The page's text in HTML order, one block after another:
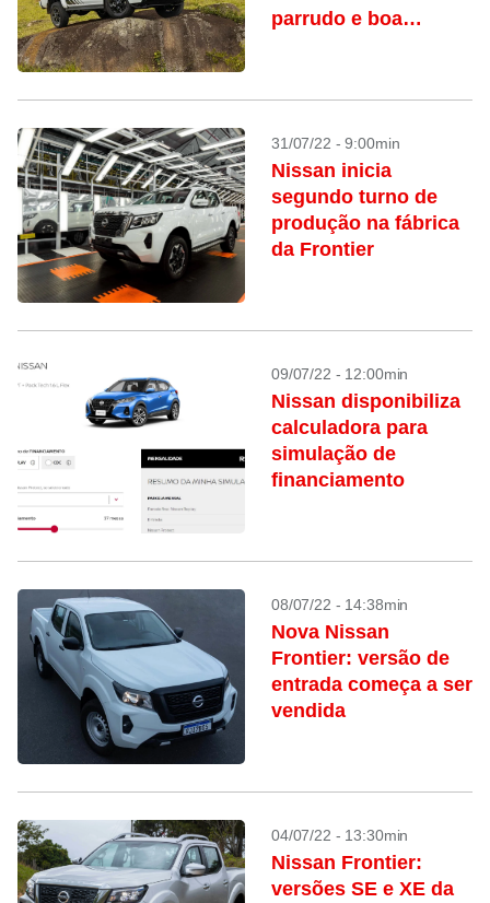
parrudo e boa
31/07/22 - 9:00min
Nissan inicia
segundo turno de
produção na fábrica
da Frontier
09/07/22 - 12:00min
Nissan disponibiliza
calculadora para
simulação de
financiamento
08/07/22 - 14:38min
Nova Nissan
Frontier: versão de
entrada começa a ser
vendida
04/07/22 - 13:30min
Nissan Frontier:
versões SE e XE da